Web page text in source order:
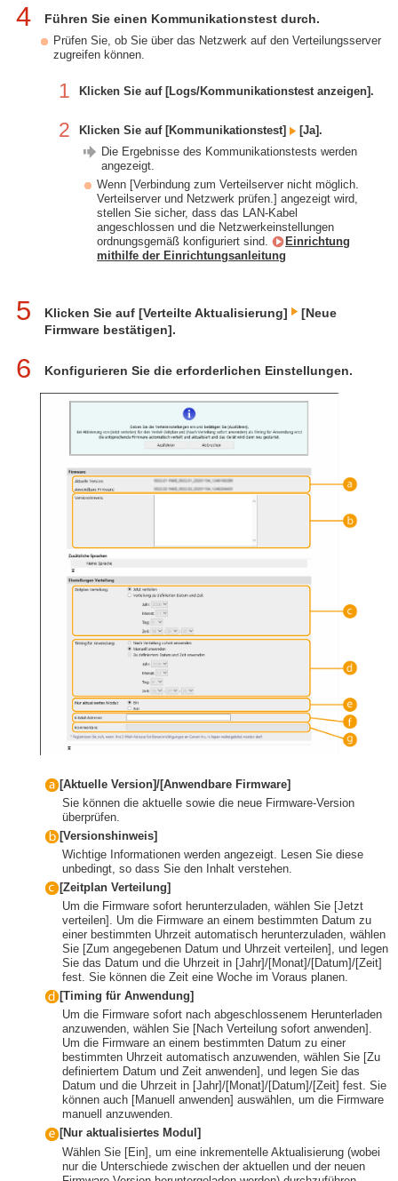
4 Führen Sie einen Kommunikationstest durch.
Prüfen Sie, ob Sie über das Netzwerk auf den Verteilungsserver
zugreifen können.
1 Klicken Sie auf [Logs/Kommunikationstest anzeigen].
2 Klicken Sie auf [Kommunikationstest]
[Ja].
Die Ergebnisse des Kommunikationstests werden
angezeigt.
Wenn [Verbindung zum Verteilserver nicht möglich.
Verteilserver und Netzwerk prüfen.] angezeigt wird,
stellen Sie sicher, dass das LAN-Kabel
angeschlossen und die Netzwerkeinstellungen
ordnungsgemäß konfiguriert sind.
Einrichtung
mithilfe der Einrichtungsanleitung
5 Klicken Sie auf [Verteilte Aktualisierung]
[Neue
Firmware bestätigen].
6 Konfigurieren Sie die erforderlichen Einstellungen.
[Aktuelle Version]/[Anwendbare Firmware]
Sie können die aktuelle sowie die neue Firmware-Version
überprüfen.
[Versionshinweis]
Wichtige Informationen werden angezeigt. Lesen Sie diese
unbedingt, so dass Sie den Inhalt verstehen.
[Zeitplan Verteilung]
Um die Firmware sofort herunterzuladen, wählen Sie [Jetzt
verteilen]. Um die Firmware an einem bestimmten Datum zu
einer bestimmten Uhrzeit automatisch herunterzuladen, wählen
Sie [Zum angegebenen Datum und Uhrzeit verteilen], und legen
Sie das Datum und die Uhrzeit in [Jahr]/[Monat]/[Datum]/[Zeit]
fest. Sie können die Zeit eine Woche im Voraus planen.
[Timing für Anwendung]
Um die Firmware sofort nach abgeschlossenem Herunterladen
anzuwenden, wählen Sie [Nach Verteilung sofort anwenden].
Um die Firmware an einem bestimmten Datum zu einer
bestimmten Uhrzeit automatisch anzuwenden, wählen Sie [Zu
definiertem Datum und Zeit anwenden], und legen Sie das
Datum und die Uhrzeit in [Jahr]/[Monat]/[Datum]/[Zeit] fest. Sie
können auch [Manuell anwenden] auswählen, um die Firmware
manuell anzuwenden.
[Nur aktualisiertes Modul]
Wählen Sie [Ein], um eine inkrementelle Aktualisierung (wobei
nur die Unterschiede zwischen der aktuellen und der neuen